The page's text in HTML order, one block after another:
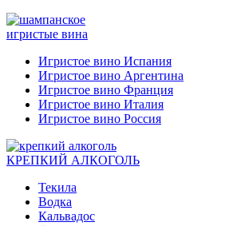
игристые вина
Игристое вино Испания
Игристое вино Аргентина
Игристое вино Франция
Игристое вино Италия
Игристое вино Россия
КРЕПКИЙ АЛКОГОЛЬ
Текила
Водка
Кальвадос